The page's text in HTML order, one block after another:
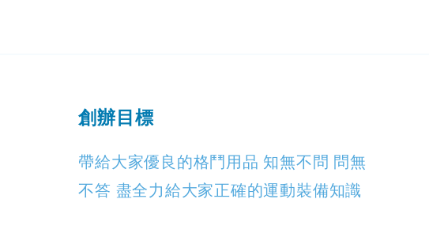
創辦目標
帶給大家優良的格鬥用品 知無不問 問無
不答 盡全力給大家正確的運動裝備知識